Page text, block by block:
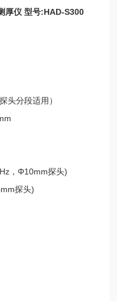
厚仪 型号:HAD-S300
头分段适用）
，Φ10mm探头)
探头)